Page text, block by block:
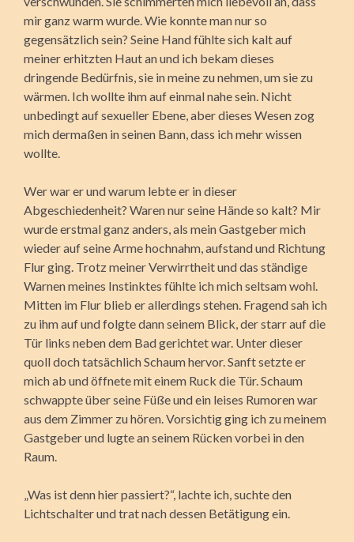
mir ganz warm wurde. Wie konnte man nur so
gegensätzlich sein? Seine Hand fühlte sich kalt auf
meiner erhitzten Haut an und ich bekam dieses
dringende Bedürfnis, sie in meine zu nehmen, um sie zu
wärmen. Ich wollte ihm auf einmal nahe sein. Nicht
unbedingt auf sexueller Ebene, aber dieses Wesen zog
mich dermaßen in seinen Bann, dass ich mehr wissen
wollte.
Wer war er und warum lebte er in dieser
Abgeschiedenheit? Waren nur seine Hände so kalt? Mir
wurde erstmal ganz anders, als mein Gastgeber mich
wieder auf seine Arme hochnahm, aufstand und Richtung
Flur ging. Trotz meiner Verwirrtheit und das ständige
Warnen meines Instinktes fühlte ich mich seltsam wohl.
Mitten im Flur blieb er allerdings stehen. Fragend sah ich
zu ihm auf und folgte dann seinem Blick, der starr auf die
Tür links neben dem Bad gerichtet war. Unter dieser
quoll doch tatsächlich Schaum hervor. Sanft setzte er
mich ab und öffnete mit einem Ruck die Tür. Schaum
schwappte über seine Füße und ein leises Rumoren war
aus dem Zimmer zu hören. Vorsichtig ging ich zu meinem
Gastgeber und lugte an seinem Rücken vorbei in den
Raum.
„Was ist denn hier passiert?“, lachte ich, suchte den
Lichtschalter und trat nach dessen Betätigung ein.